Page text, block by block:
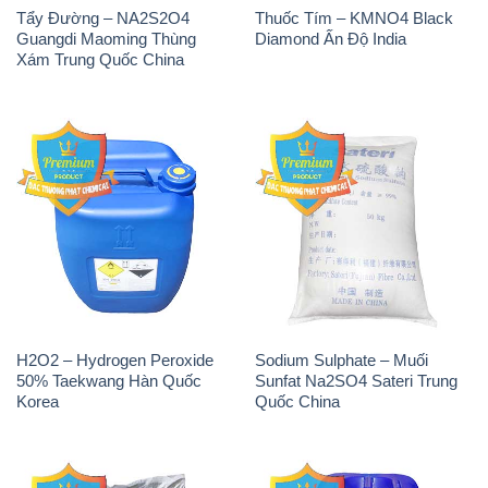
Tẩy Đường – NA2S2O4
Guangdi Maoming Thùng
Xám Trung Quốc China
Thuốc Tím – KMNO4 Black
Diamond Ấn Độ India
H2O2 – Hydrogen Peroxide
50% Taekwang Hàn Quốc
Korea
Sodium Sulphate – Muối
Sunfat Na2SO4 Sateri Trung
Quốc China